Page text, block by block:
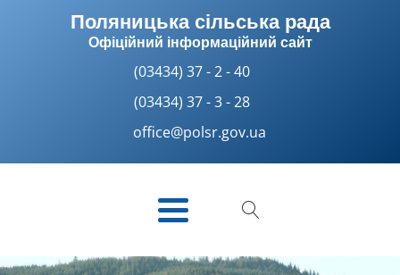
Поляницька сільська рада
Офіційний інформаційний сайт
(03434) 37 - 2 - 40
(03434) 37 - 3 - 28
office@polsr.gov.ua